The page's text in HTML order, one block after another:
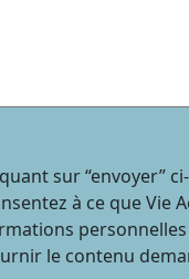
sur “envoyer”
à ce que Vie
le contenu